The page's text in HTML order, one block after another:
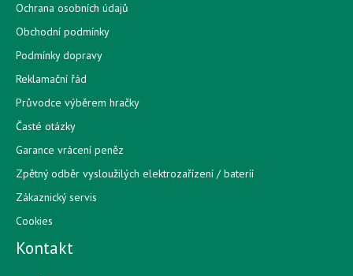
Ochrana osobních údajů
Obchodní podmínky
Podmínky dopravy
Reklamační řád
Průvodce výběrem hračky
Časté otázky
Garance vrácení peněz
Zpětný odběr vysloužilých elektrozařízení / bateríí
Zákaznický servis
Cookies
Kontakt